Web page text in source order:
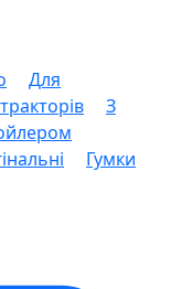
Для
З
Гумки